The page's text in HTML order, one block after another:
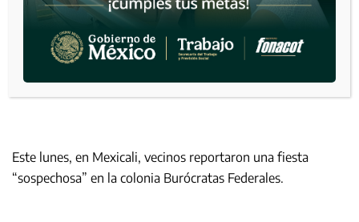
Este lunes, en Mexicali, vecinos reportaron una fiesta
“sospechosa” en la colonia Burócratas Federales.